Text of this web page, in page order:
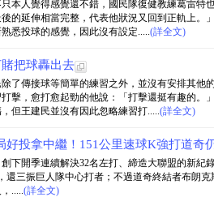
本人覺得感覺還不錯，國民隊復健教練葛雷特
的延伸相當完整，代表他狀況又回到正軌上。
悉投球的感覺，因此沒有設定.....(詳全文)
把球轟出去
了傳接球等簡單的練習之外，並沒有安排其他
擊，愈打愈起勁的他說：「打擊還挺有趣的。
但王建民並沒有因此忽略練習打.....(詳全文)
好投拿中繼！151公里速球K強打道奇
下開季連續解決32名左打、締造大聯盟的新紀
還三振巨人隊中心打者；不過道奇終結者布朗克
.....(詳全文)